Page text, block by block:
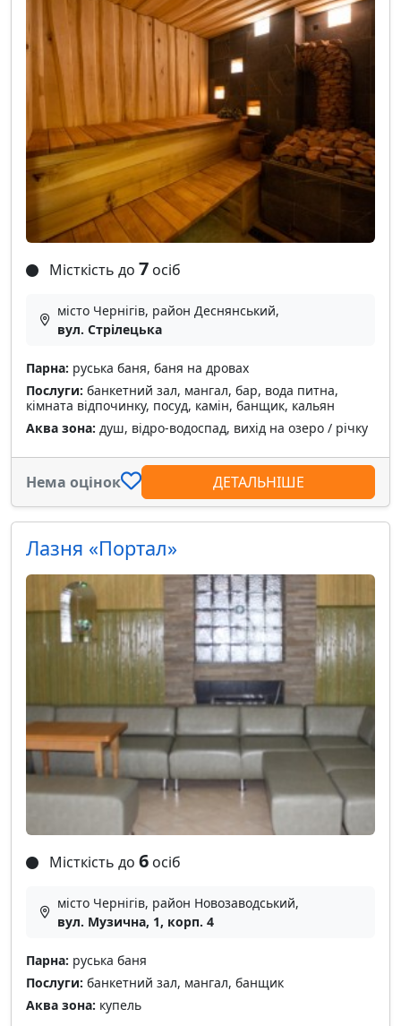
Місткість до 7 осіб
місто Чернігів, район Деснянський,
вул. Стрілецька
Парна: руська баня, баня на дровах
Послуги: банкетний зал, мангал, бар, вода питна,
кімната відпочинку, посуд, камін, банщик, кальян
Аква зона: душ, відро-водоспад, вихід на озеро / річку
Нема оцінок ДЕТАЛЬНІШЕ
Лазня «Портал»
Місткість до 6 осіб
місто Чернігів, район Новозаводський,
вул. Музична, 1, корп. 4
Парна: руська баня
Послуги: банкетний зал, мангал, банщик
Аква зона: купель